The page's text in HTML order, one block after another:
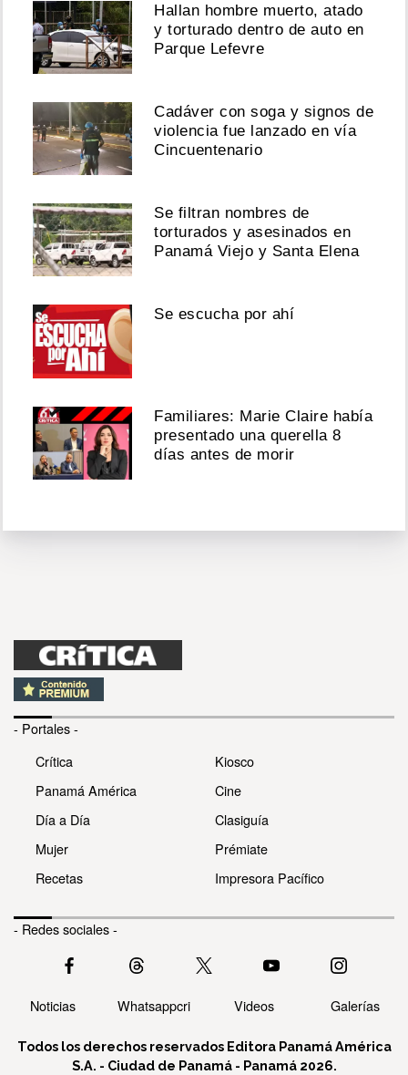
Hallan hombre muerto, atado
y torturado dentro de auto en
Parque Lefevre
Cadáver con soga y signos de
violencia fue lanzado en vía
Cincuentenario
Se filtran nombres de
torturados y asesinados en
Panamá Viejo y Santa Elena
Se escucha por ahí
Familiares: Marie Claire había
presentado una querella 8
días antes de morir
- Portales -
Crítica
Panamá América
Día a Día
Mujer
Recetas
Kiosco
Cine
Clasiguía
Prémiate
Impresora Pacífico
- Redes sociales -
Noticias Whatsappcri Videos Galerías
Todos los derechos reservados Editora Panamá América
S.A. - Ciudad de Panamá - Panamá 2026.